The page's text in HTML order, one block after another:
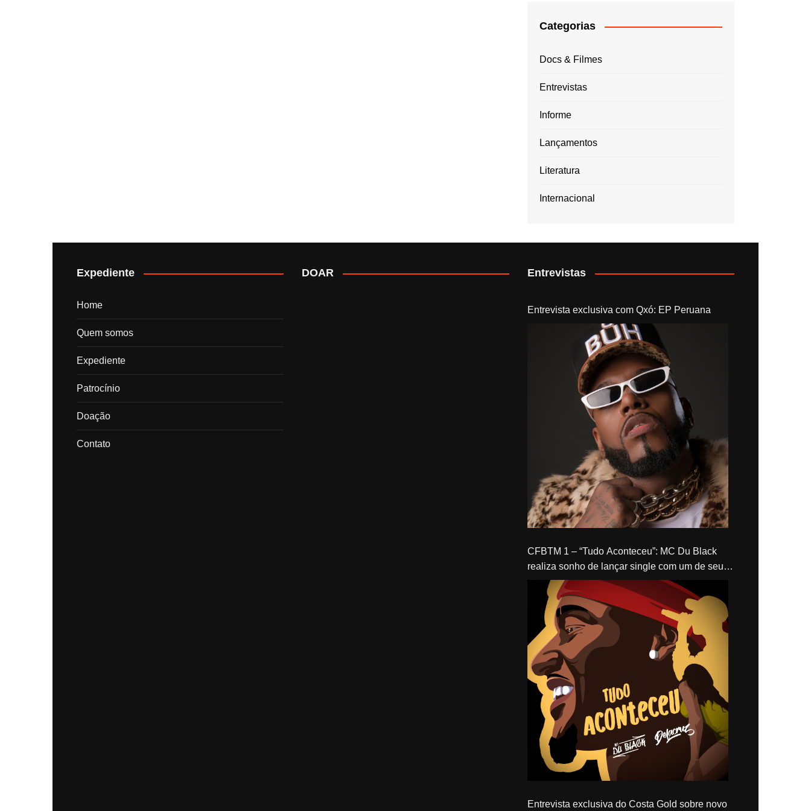
Categorias
Docs & Filmes
Entrevistas
Informe
Lançamentos
Literatura
Internacional
Expediente
Home
Quem somos
Expediente
Patrocínio
Doação
Contato
DOAR Entrevistas
Entrevista exclusiva com Qxó: EP Peruana
CFBTM 1 – “Tudo Aconteceu”: MC Du Black
realiza sonho de lançar single com um de seus
ídolos, Delacruz
Entrevista exclusiva do Costa Gold sobre novo